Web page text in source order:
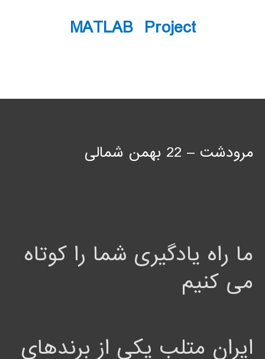
MATLAB Project
مرودشت – 22 بهمن شمالی
ما راه یادگیری شما را کوتاه
می کنیم
ایران متلب یکی از برندهای